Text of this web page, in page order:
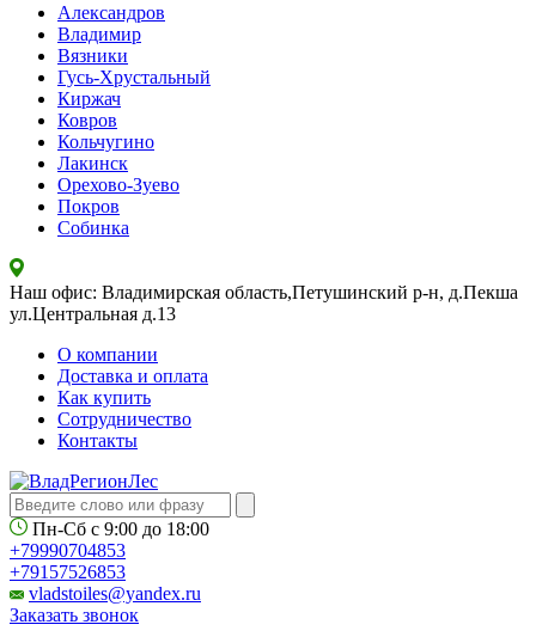
Александров
Владимир
Вязники
Гусь-Хрустальный
Киржач
Ковров
Кольчугино
Лакинск
Орехово-Зуево
Покров
Собинка
Наш офис: Владимирская область,Петушинский р-н, д.Пекша
ул.Центральная д.13
О компании
Доставка и оплата
Как купить
Сотрудничество
Контакты
Пн-Сб с 9:00 до 18:00
+79990704853
+79157526853
vladstoiles@yandex.ru
Заказать звонок